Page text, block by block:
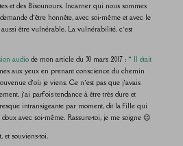
et des Bisounours. Incarner qui nous sommes
d’être honnête, avec soi-même et avec le
être vulnérable. La vulnérabilité, c’est
audiode mon article du 30 mars 2017 : « Il était
aux yeux en prenant conscience du chemin
d’où je viens. Ce n’est pas que j’avais
j’ai parfois tendance à être très dure et
intransigeante par moment, dit la fille qui
avec soi-même. Rassure-toi, je me soigne 😉
et souviens-toi.